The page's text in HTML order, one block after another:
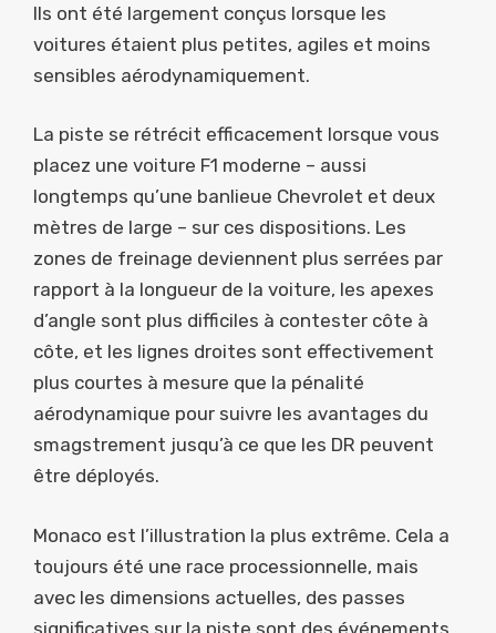
Ils ont été largement conçus lorsque les
voitures étaient plus petites, agiles et moins
sensibles aérodynamiquement.
La piste se rétrécit efficacement lorsque vous
placez une voiture F1 moderne – aussi
longtemps qu’une banlieue Chevrolet et deux
mètres de large – sur ces dispositions. Les
zones de freinage deviennent plus serrées par
rapport à la longueur de la voiture, les apexes
d’angle sont plus difficiles à contester côte à
côte, et les lignes droites sont effectivement
plus courtes à mesure que la pénalité
aérodynamique pour suivre les avantages du
smagstrement jusqu’à ce que les DR peuvent
être déployés.
Monaco est l’illustration la plus extrême. Cela a
toujours été une race processionnelle, mais
avec les dimensions actuelles, des passes
significatives sur la piste sont des événements